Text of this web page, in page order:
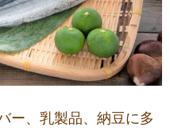
ー、乳製品、納豆に多